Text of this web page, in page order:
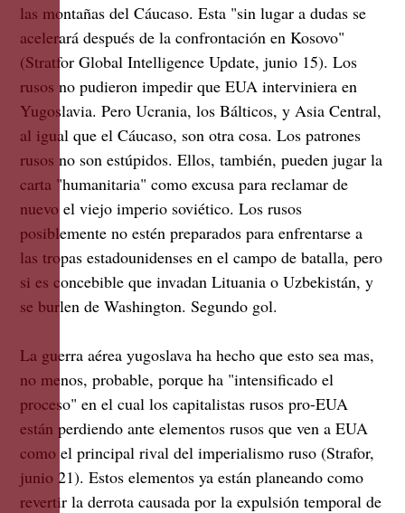
las montañas del Cáucaso. Esta "sin lugar a dudas se
acelerará después de la confrontación en Kosovo"
(Stratfor Global Intelligence Update, junio 15). Los
rusos no pudieron impedir que EUA interviniera en
Yugoslavia. Pero Ucrania, los Bálticos, y Asia Central,
al igual que el Cáucaso, son otra cosa. Los patrones
rusos no son estúpidos. Ellos, también, pueden jugar la
carta "humanitaria" como excusa para reclamar de
nuevo el viejo imperio soviético. Los rusos
posiblemente no estén preparados para enfrentarse a
las tropas estadounidenses en el campo de batalla, pero
si es concebible que invadan Lituania o Uzbekistán, y
se burlen de Washington. Segundo gol.
La guerra aérea yugoslava ha hecho que esto sea mas,
no menos, probable, porque ha "intensificado el
proceso" en el cual los capitalistas rusos pro-EUA
están perdiendo ante elementos rusos que ven a EUA
como el principal rival del imperialismo ruso (Strafor,
junio 21). Estos elementos ya están planeando como
revertir la derrota causada por la expulsión temporal de